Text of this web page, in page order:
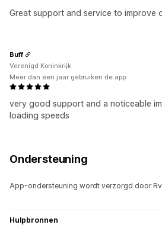
Great support and service to improve
very good support and a noticeable
loading speeds
Buff
Verenigd Koninkrijk
Meer dan een jaar gebruiken de app
Ondersteuning
App-ondersteuning wordt verzorgd door
Hulpbronnen